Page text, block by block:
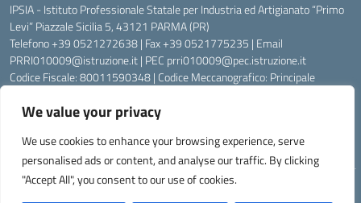
We value your privacy
We use cookies to enhance your browsing experience, serve
personalised ads or content, and analyse our traffic. By clicking
"Accept All", you consent to our use of cookies.
IPSIA - Istituto Professionale Statale per Industria ed Artigianato “Primo
Levi” Piazzale Sicilia 5, 43121 PARMA (PR)
Telefono +39 0521272638 | Fax +39 0521775235 | Email
PRRI010009@istruzione.it| PEC prri010009@pec.istruzione.it
Codice Fiscale: 80011590348 | Codice Meccanografico: Principale
Codice Univoco di Fatturazione: UFW76E | Codice Ente Tesoreria:
Corrente Postale N.: 00222430